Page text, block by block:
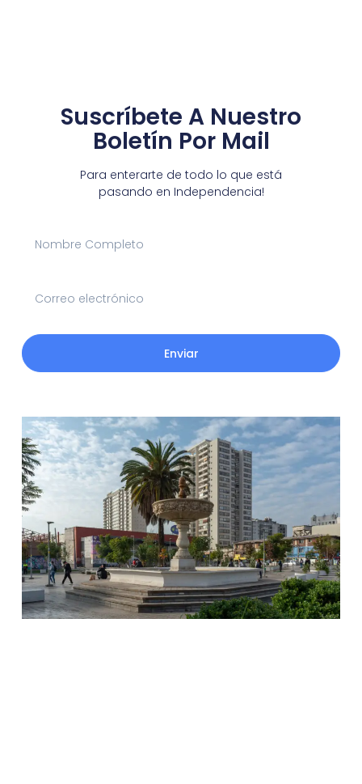
Suscríbete A Nuestro
Boletín Por Mail
Para enterarte de todo lo que está
pasando en Independencia!
Enviar